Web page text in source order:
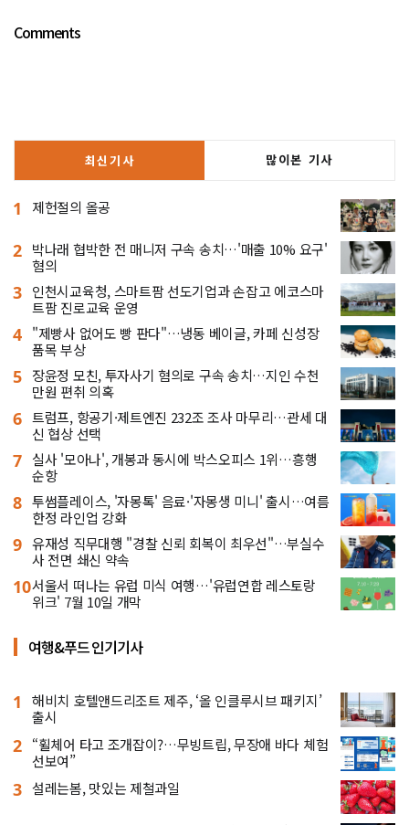
Comments
최신기사 많이본 기사
1 제헌절의 올공
2 박나래 협박한 전 매니저 구속 송치…'매출 10% 요구'
혐의
3 인천시교육청, 스마트팜 선도기업과 손잡고 에코스마
트팜 진로교육 운영
4 "제빵사 없어도 빵 판다"…냉동 베이글, 카페 신성장
품목 부상
5 장윤정 모친, 투자사기 혐의로 구속 송치…지인 수천
만원 편취 의혹
6 트럼프, 항공기·제트엔진 232조 조사 마무리…관세 대
신 협상 선택
7 실사 '모아나', 개봉과 동시에 박스오피스 1위…흥행
순항
8 투썸플레이스, '자몽톡' 음료·'자몽생 미니' 출시…여름
한정 라인업 강화
9 유재성 직무대행 "경찰 신뢰 회복이 최우선"…부실수
사 전면 쇄신 약속
10서울서 떠나는 유럽 미식 여행…'유럽연합 레스토랑
위크' 7월 10일 개막
여행&푸드 인기기사
1
해비치 호텔앤드리조트 제주, ‘올 인클루시브 패키지’
출시
2 “휠체어 타고 조개잡이?…무빙트립, 무장애 바다 체험
선보여”
3 설레는봄, 맛있는 제철과일